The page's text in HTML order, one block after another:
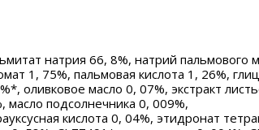
натрия 66, 8%, натрий пальмового
1, 75%, пальмовая кислота 1, 26%,
оливковое масло 0, 07%, экстракт
масло подсолнечника 0, 009%,
кислота 0, 04%, этидронат